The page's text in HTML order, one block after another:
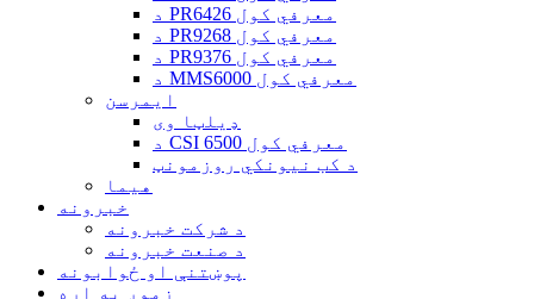
د PR6426 معرفي کول
د PR9268 معرفي کول
د PR9376 معرفي کول
د MMS6000 معرفي کول
ایمرسن
ډیلټا وی
د CSI 6500 معرفي کول
د کب نیونکي روزمونټ
هیما
خبرونه
د شرکت خبرونه
د صنعت خبرونه
پوښتنې او ځوابونه
زموږ په اړه